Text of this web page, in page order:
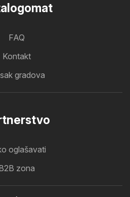
FAQ
Kontakt
gradova
oglašavati
zona